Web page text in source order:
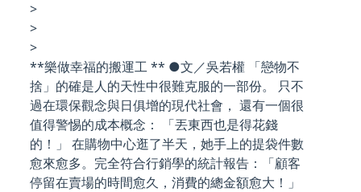
>
>
>
**樂做幸福的搬運工 ** ●文／吳若權 「戀物不
捨」的確是人的天性中很難克服的一部份。 只不
過在環保觀念與日俱增的現代社會， 還有一個很
值得警惕的成本概念： 「丟東西也是得花錢
的！」 在購物中心逛了半天，她手上的提袋件數
愈來愈多。完全符合行銷學的統計報告：「顧客
停留在賣場的時間愈久，消費的總金額愈大！」